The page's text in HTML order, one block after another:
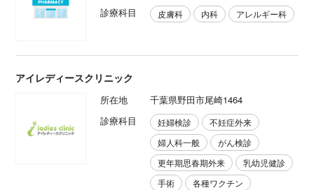
診療科目
皮膚科 内科 アレルギー科
アイレディースクリニック
所在地
千葉県野田市尾崎1464
診療科目
妊婦検診
不妊症外来
婦人科一般
がん検診
更年期思春期外来
乳幼児健診
手術
各種ワクチン